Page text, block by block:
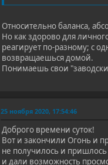
Относительно баланса,
Но как здорово для
реагирует по-разному; с
возвращаешься домой.
Понимаешь свои
25 ноября 2020, 17:54:46
Доброго времени суток!
Вот и закончили Огонь и
не получилось и пришлось
и дали возможность